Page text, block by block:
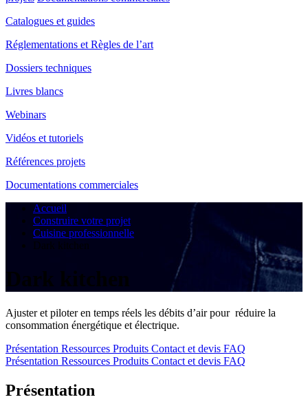
Catalogues et guides
Réglementations et Règles de l’art
Dossiers techniques
Livres blancs
Webinars
Vidéos et tutoriels
Références projets
Documentations commerciales
Accueil
Construire votre projet
Cuisine professionnelle
Dark kitchen
Dark kitchen
Ajuster et piloter en temps réels les débits d’air pour réduire la
consommation énergétique et électrique.
Présentation Ressources Produits Contact et devis FAQ
Présentation Ressources Produits Contact et devis FAQ
Présentation